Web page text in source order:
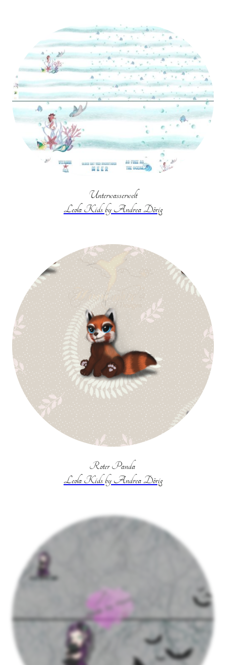
Unterwasserwelt
Leola Kids by Andrea Dörig
Roter Panda
Leola Kids by Andrea Dörig